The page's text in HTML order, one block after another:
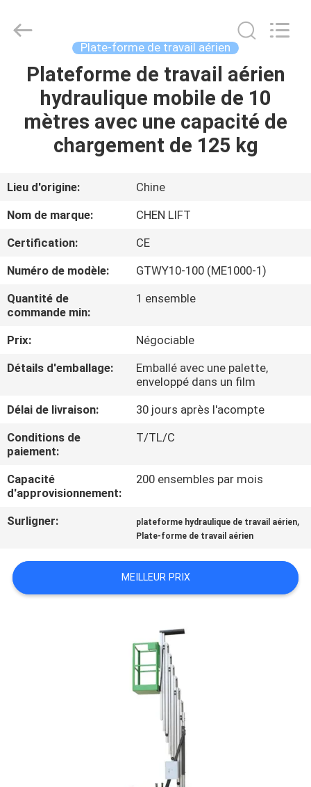
MAISON
À
PROPOS
NOUS
DE
L'USINE
CONTRÔLE
DE
LA
QUALITÉ
NOUS
CONTACTER
NOUVELLES
MACHINERY
Reserved.
Plate-forme de travail aérien
Plateforme de travail aérien
hydraulique mobile de 10
mètres avec une capacité de
chargement de 125 kg
Lieu d'origine:
Chine
Nom de marque:
CHEN LIFT
Certification:
CE
Numéro de modèle:
GTWY10-100 (ME1000-1)
Quantité de
commande min:
1 ensemble
Prix:
Négociable
Détails d'emballage:
Emballé avec une palette,
enveloppé dans un film
Délai de livraison:
30 jours après l'acompte
Conditions de
paiement:
T/TL/C
Capacité
d'approvisionnement:
200 ensembles par mois
Surligner: plateforme hydraulique de travail aérien,
Plate-forme de travail aérien
MEILLEUR PRIX